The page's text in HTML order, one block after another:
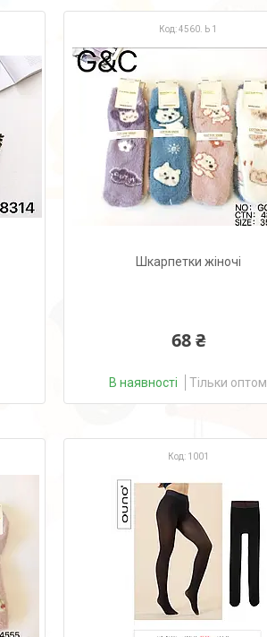
4560. Ь 1
Шкарпетки жіночі
68 ₴
В наявності Тільки оптом
1001